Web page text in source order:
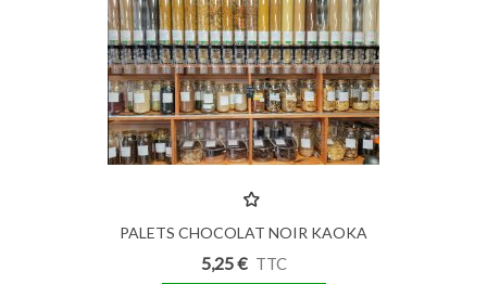
PALETS CHOCOLAT NOIR KAOKA
72% EQUATEUR Bio 250g
5,25 € TTC